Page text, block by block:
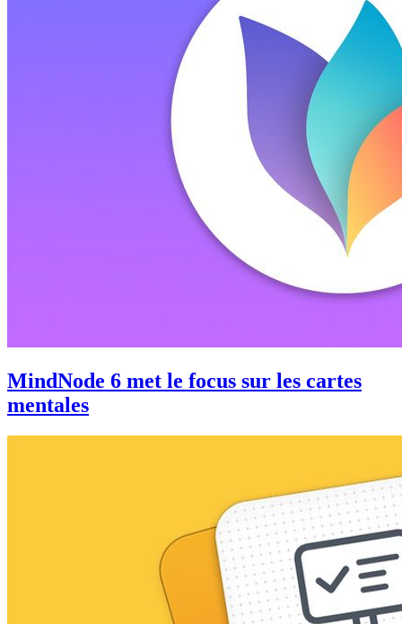
MindNode 6 met le focus sur les cartes
mentales